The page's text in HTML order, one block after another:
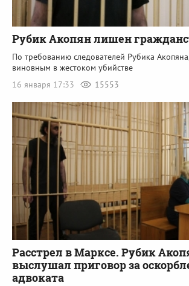
Рубик Акопян лишен
По требованию следователей Рубика
виновным в жестоком убийстве
16 января 17:33
15553
Расстрел в Марксе. Рубик
выслушал приговор за
адвоката